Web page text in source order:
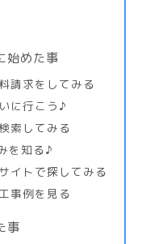
始めた事
請求をしてみる
に行こう♪
索してみる
を知る♪
イトで探してみる
事例を見る
事